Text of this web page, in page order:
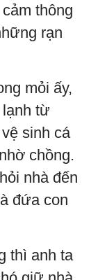
thông
rạn
mỏi ấy,
từ
sinh cá
chồng.
nhà đến
đứa con
thì anh ta